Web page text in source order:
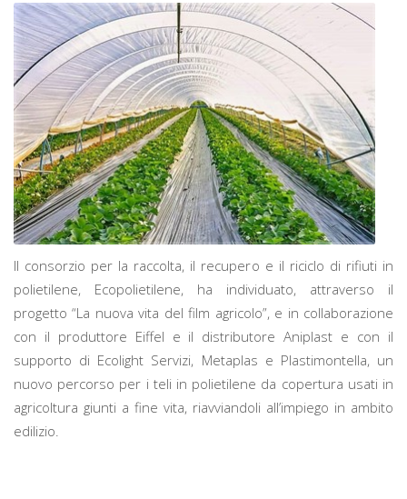
Il consorzio per la raccolta, il recupero e il riciclo di rifiuti in
polietilene, Ecopolietilene, ha individuato, attraverso il
progetto “La nuova vita del film agricolo”, e in collaborazione
con il produttore Eiffel e il distributore Aniplast e con il
supporto di Ecolight Servizi, Metaplas e Plastimontella, un
nuovo percorso per i teli in polietilene da copertura usati in
agricoltura giunti a fine vita, riavviandoli all’impiego in ambito
edilizio.